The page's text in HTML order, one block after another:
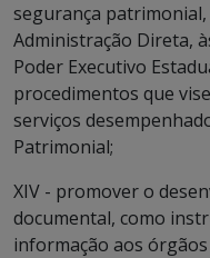
segurança
Administração Direta,
Poder Executivo
procedimentos que
serviços
Patrimonial;
XIV - promover o
documental, como
informação aos